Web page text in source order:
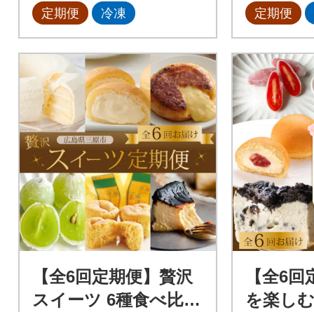
定期便 冷凍 定期便
【全6回定期便】贅沢
スイーツ 6種食べ比べ
【全6
を楽し